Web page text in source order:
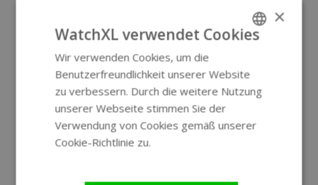
GERMAN
×
WatchXL verwendet Cookies
Wir verwenden Cookies, um die
Benutzerfreundlichkeit unserer Website
zu verbessern. Durch die weitere Nutzung
unserer Webseite stimmen Sie der
Verwendung von Cookies gemäß unserer
Cookie-Richtlinie zu.